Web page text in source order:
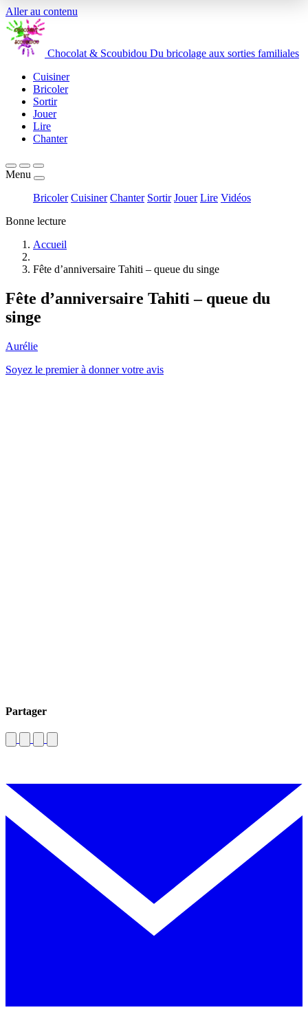
Aller au contenu
Chocolat & Scoubidou Du bricolage aux sorties familiales
Cuisiner
Bricoler
Sortir
Jouer
Lire
Chanter
Menu
Bricoler Cuisiner Chanter Sortir Jouer Lire Vidéos
Bonne lecture
Accueil
Fête d’anniversaire Tahiti – queue du singe
Fête d’anniversaire Tahiti – queue du
singe
Aurélie
Soyez le premier à donner votre avis
Partager